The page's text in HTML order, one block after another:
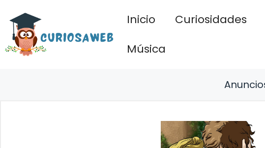
contenido
Inicio Curiosidades
Música